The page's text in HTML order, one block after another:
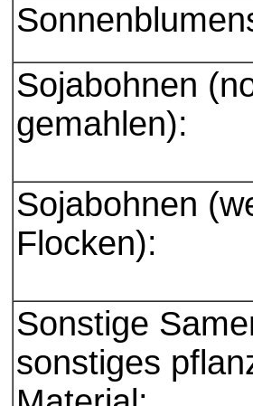
Sojabohnen
gemahlen):
Sojabohnen
Flocken):
Sonstige
sonstiges